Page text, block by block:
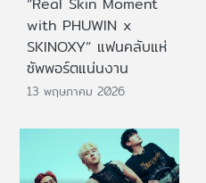
with PHUWIN x
SKINOXY” แฟนคลับแห่
ซัพพอร์ตแน่นงาน
13 พฤษภาคม 2026